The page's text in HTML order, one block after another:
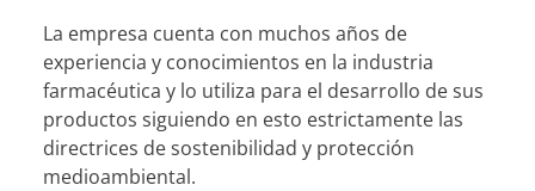
La empresa cuenta con muchos años de
experiencia y conocimientos en la industria
farmacéutica y lo utiliza para el desarrollo de sus
productos siguiendo en esto estrictamente las
directrices de sostenibilidad y protección
medioambiental.